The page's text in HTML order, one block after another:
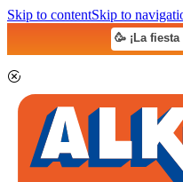
Skip to contentSkip to
🥳 ¡La